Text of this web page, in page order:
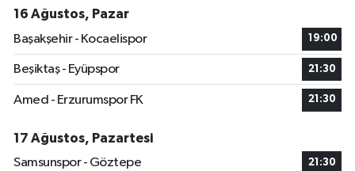
16 Ağustos, Pazar
Başakşehir - Kocaelispor
19:00
Beşiktaş - Eyüpspor 21:30
Amed - Erzurumspor FK 21:30
17 Ağustos, Pazartesi
Samsunspor - Göztepe
21:30